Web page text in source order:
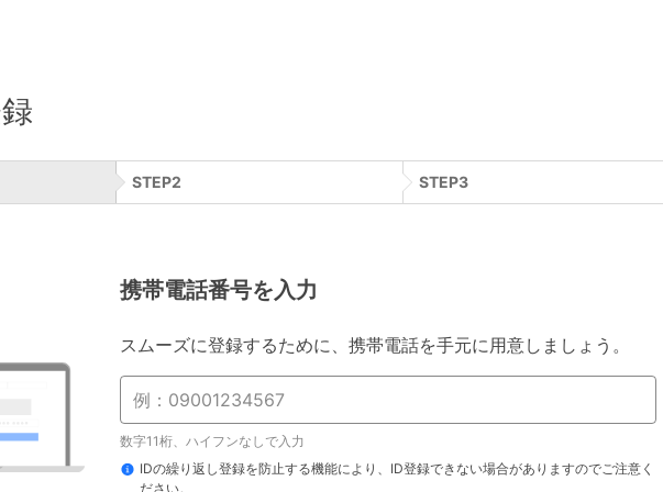
STEP2 STEP3
携帯電話番号を入力
スムーズに登録するために、携帯電話を手元に用意しましょう。
数字11桁、ハイフンなしで入力
IDの繰り返し登録を防止する機能により、ID登録できない場合がありますのでご注意く
ださい。